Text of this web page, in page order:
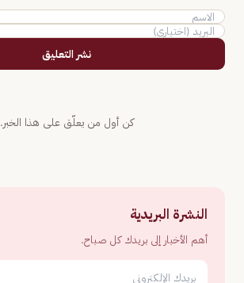
نشر التعليق
كن أول من يعلّق على هذا الخبر.
النشرة البريدية
أهم الأخبار إلى بريدك كل صباح.